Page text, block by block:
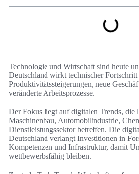
Technologie und Wirtschaft sind heute
Deutschland wirkt technischer
Produktivitätssteigerungen, neue
veränderte Arbeitsprozesse.
Der Fokus liegt auf digitalen Trends, die
Maschinenbau, Automobilindustrie,
Dienstleistungssektor betreffen. Die
Deutschland verlangt Investitionen in
Kompetenzen und Infrastruktur, damit
wettbewerbsfähig bleiben.